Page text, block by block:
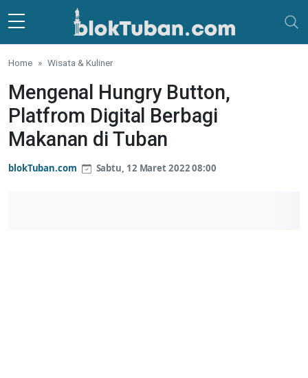
Skip to main content
Home Wisata & Kuliner
Mengenal Hungry Button,
Platfrom Digital Berbagi
Makanan di Tuban
blokTuban.com Sabtu, 12 Maret 2022 08:00